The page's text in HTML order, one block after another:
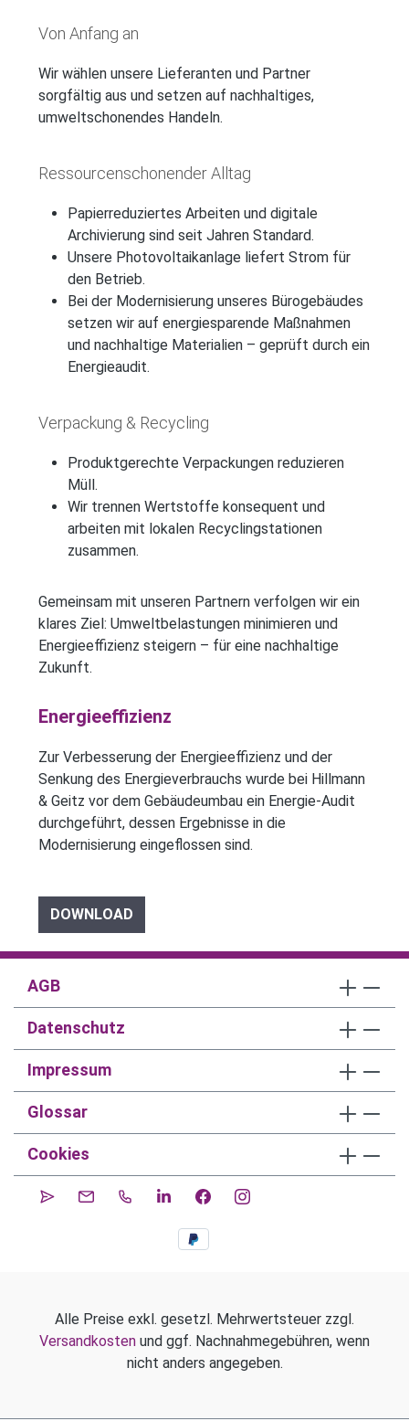
Von Anfang an
Wir wählen unsere Lieferanten und Partner
sorgfältig aus und setzen auf nachhaltiges,
umweltschonendes Handeln.
Ressourcenschonender Alltag
Papierreduziertes Arbeiten und digitale
Archivierung sind seit Jahren Standard.
Unsere Photovoltaikanlage liefert Strom für
den Betrieb.
Bei der Modernisierung unseres Bürogebäudes
setzen wir auf energiesparende Maßnahmen
und nachhaltige Materialien – geprüft durch ein
Energieaudit.
Verpackung & Recycling
Produktgerechte Verpackungen reduzieren
Müll.
Wir trennen Wertstoffe konsequent und
arbeiten mit lokalen Recyclingstationen
zusammen.
Gemeinsam mit unseren Partnern verfolgen wir ein
klares Ziel: Umweltbelastungen minimieren und
Energieeffizienz steigern – für eine nachhaltige
Zukunft.
Energieeffizienz
Zur Verbesserung der Energieeffizienz und der
Senkung des Energieverbrauchs wurde bei Hillmann
& Geitz vor dem Gebäudeumbau ein Energie-Audit
durchgeführt, dessen Ergebnisse in die
Modernisierung eingeflossen sind.
DOWNLOAD
AGB
Datenschutz
Impressum
Glossar
Cookies
Alle Preise exkl. gesetzl. Mehrwertsteuer zzgl.
Versandkosten und ggf. Nachnahmegebühren, wenn
nicht anders angegeben.